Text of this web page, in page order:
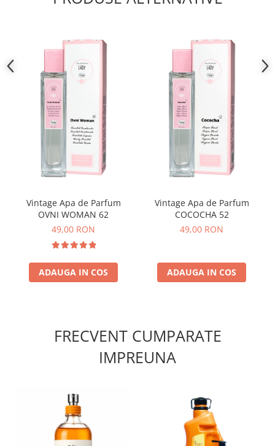
Vintage Apa de Parfum
OVNI WOMAN 62
49,00 RON
ADAUGA IN COS
Vintage Apa de Parfum
COCOCHA 52
49,00 RON
ADAUGA IN COS
FRECVENT CUMPARATE
IMPREUNA